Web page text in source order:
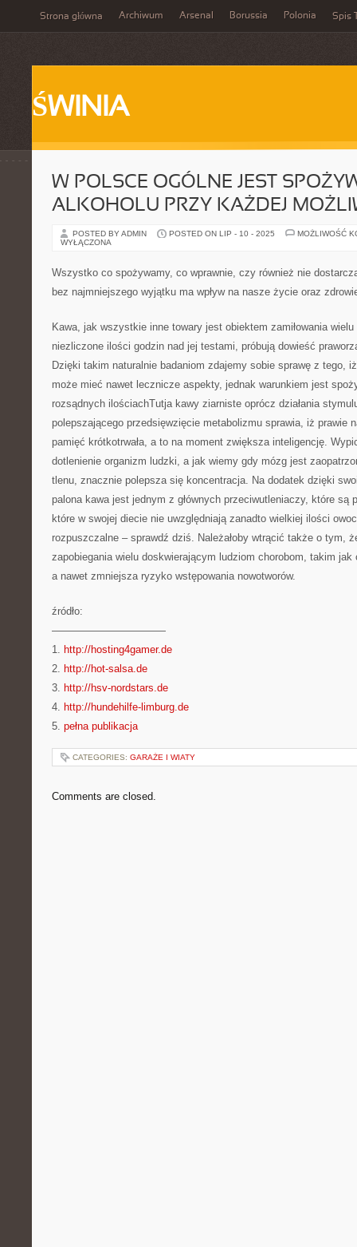
Strona główna Archiwum Arsenal Borussia Polonia Spis
ŚWINIA
W POLSCE OGÓLNE JEST
ALKOHOLU PRZY KAŻDEJ
POSTED BY ADMIN POSTED ON LIP - 10 - 2025
MOŻLIWOŚĆ
WYŁĄCZONA
Wszystko co spożywamy, co wprawnie, czy również nie
bez najmniejszego wyjątku ma wpływ na nasze życie oraz
Kawa, jak wszystkie inne towary jest obiektem zamiłowania
niezliczone ilości godzin nad jej testami, próbują dowieść
Dzięki takim naturalnie badaniom zdajemy sobie sprawę z tego,
może mieć nawet lecznicze aspekty, jednak warunkiem jest
rozsądnych ilościachTutja kawy ziarniste oprócz działania
polepszającego przedsięwzięcie metabolizmu sprawia, iż prawie
pamięć krótkotrwała, a to na moment zwiększa inteligencję.
dotlenienie organizm ludzki, a jak wiemy gdy mózg jest
tlenu, znacznie polepsza się koncentracja. Na dodatek dzięki
palona kawa jest jednym z głównych przeciwutleniaczy, które są
które w swojej diecie nie uwzględniają zanadto wielkiej ilości
rozpuszczalne – sprawdź dziś. Należałoby wtrącić także o tym,
zapobiegania wielu doskwierającym ludziom chorobom, takim jak
a nawet zmniejsza ryzyko wstępowania nowotworów.
źródło:
———————————
1. http://hosting4gamer.de
2. http://hot-salsa.de
3. http://hsv-nordstars.de
4. http://hundehilfe-limburg.de
5. pełna publikacja
CATEGORIES: GARAŻE I WIATY
Comments are closed.